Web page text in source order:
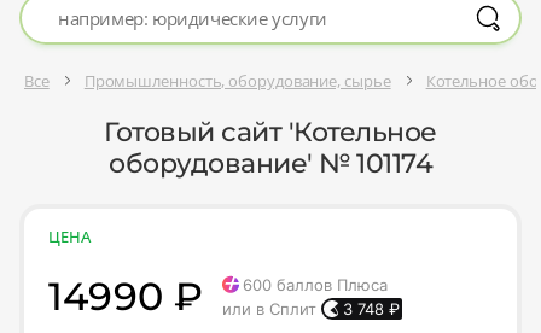
Все Промышленность, оборудование, сырье Котельное
Готовый сайт 'Котельное
оборудование' № 101174
ЦЕНА
14990 ₽ 600 баллов Плюса
или в Сплит
3 748 ₽